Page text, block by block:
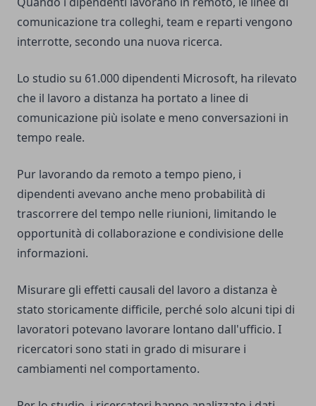
comunicazione tra colleghi, team e reparti vengono
interrotte, secondo una nuova ricerca.
Lo studio su 61.000 dipendenti Microsoft, ha rilevato
che il lavoro a distanza ha portato a linee di
comunicazione più isolate e meno conversazioni in
tempo reale.
Pur lavorando da remoto a tempo pieno, i
dipendenti avevano anche meno probabilità di
trascorrere del tempo nelle riunioni, limitando le
opportunità di collaborazione e condivisione delle
informazioni.
Misurare gli effetti causali del lavoro a distanza è
stato storicamente difficile, perché solo alcuni tipi di
lavoratori potevano lavorare lontano dall'ufficio. I
ricercatori sono stati in grado di misurare i
cambiamenti nel comportamento.